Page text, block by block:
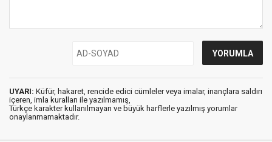
UYARI: Küfür, hakaret, rencide edici cümleler veya imalar, inançlara saldırı
içeren, imla kuralları ile yazılmamış,
Türkçe karakter kullanılmayan ve büyük harflerle yazılmış yorumlar
onaylanmamaktadır.